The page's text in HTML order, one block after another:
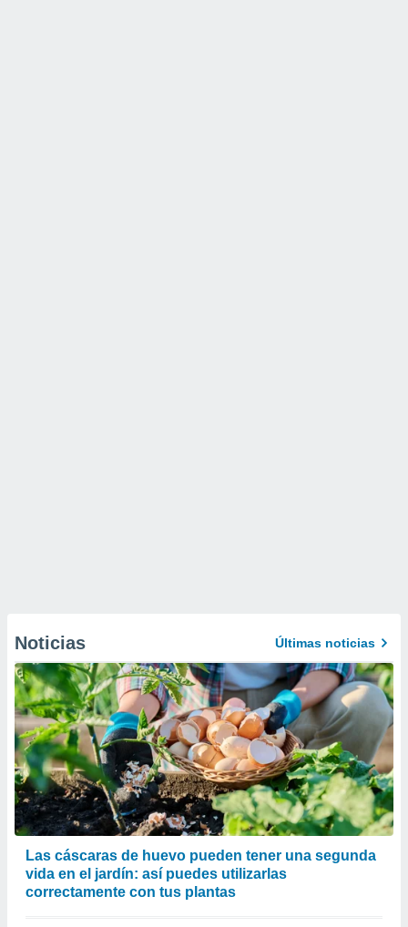
Noticias Últimas noticias
Las cáscaras de huevo pueden tener una segunda
vida en el jardín: así puedes utilizarlas
correctamente con tus plantas